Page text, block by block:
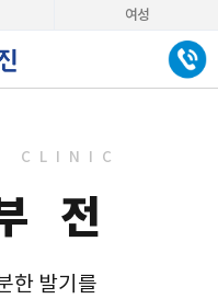
여성
CLINIC
전
한 발기를